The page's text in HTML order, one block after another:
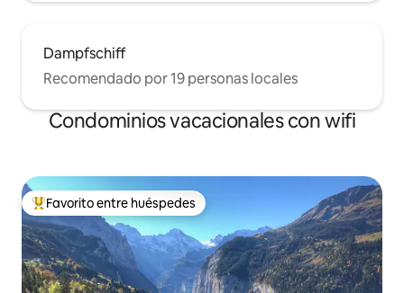
Dampfschiff
Recomendado por 19 personas locales
Condominios vacacionales con wifi
Favorito entre huéspedes preferido
Favorito entre huéspedes